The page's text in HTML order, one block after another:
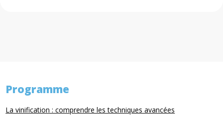
Programme
La vinification : comprendre les techniques avancées